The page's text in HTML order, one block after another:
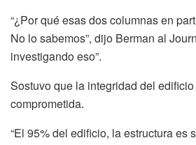
“¿Por qué esas dos columnas en
No lo sabemos”, dijo Berman al
investigando eso”.
Sostuvo que la integridad del
comprometida.
“El 95% del edificio, la estructura es